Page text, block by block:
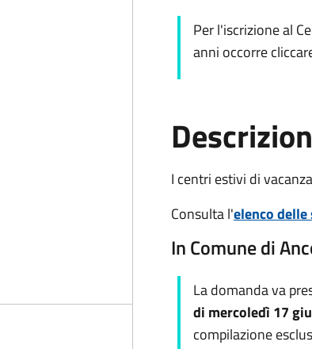
Per l'iscrizione al
anni occorre
I centri estivi di
Consulta l'elenco delle
In Comune di
La domanda va
di mercoledì 17
compilazione